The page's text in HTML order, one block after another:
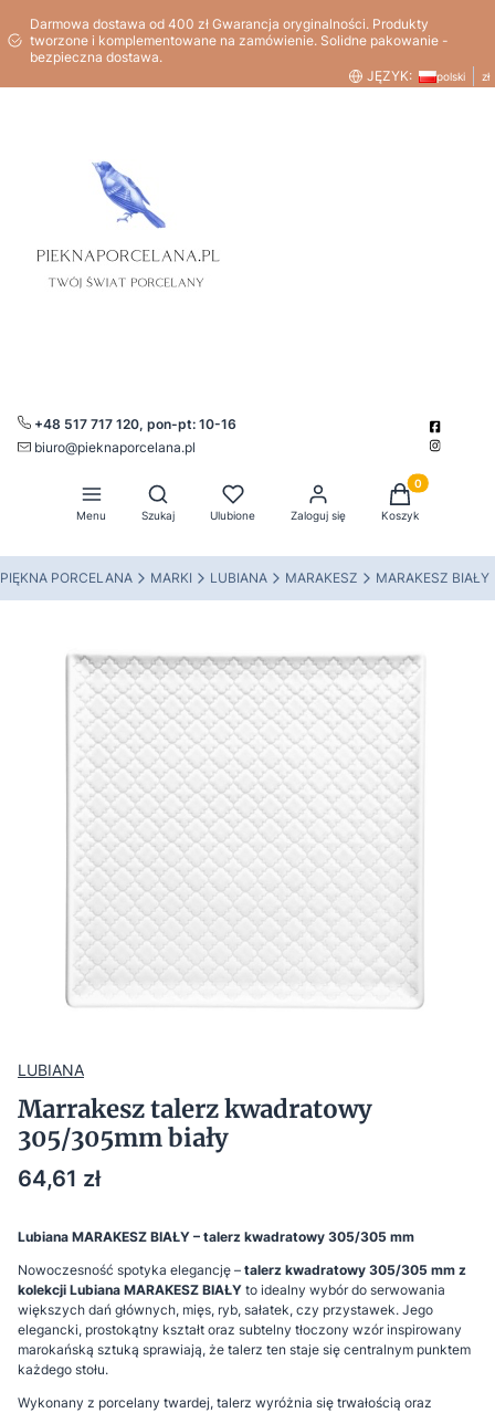
Darmowa dostawa od 400 zł Gwarancja oryginalności. Produkty
tworzone i komplementowane na zamówienie. Solidne pakowanie -
bezpieczna dostawa.
JĘZYK:
polski zł
+48 517 717 120, pon-pt: 10-16
biuro@pieknaporcelana.pl
Menu
Otwórz wyszukiwarkę
Szukaj Ulubione Zaloguj się
Produkty w
Koszyk
PIĘKNA PORCELANA MARKI LUBIANA MARAKESZ MARAKESZ BIAŁY
LUBIANA
Marrakesz talerz kwadratowy
305/305mm biały
Cena
64,61 zł
Lubiana MARAKESZ BIAŁY – talerz kwadratowy 305/305 mm
Nowoczesność spotyka elegancję – talerz kwadratowy 305/305 mm z
kolekcji Lubiana MARAKESZ BIAŁY to idealny wybór do serwowania
większych dań głównych, mięs, ryb, sałatek, czy przystawek. Jego
elegancki, prostokątny kształt oraz subtelny tłoczony wzór inspirowany
marokańską sztuką sprawiają, że talerz ten staje się centralnym punktem
każdego stołu.
Wykonany z porcelany twardej, talerz wyróżnia się trwałością oraz